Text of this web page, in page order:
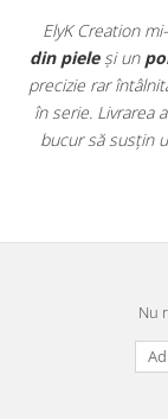
a stropilor
Cusături
tensiunile
în timp.
Flexibilitate
natural sub
structurală
pe hainele
ElyK Creation
din pieleși un
precizie rar
în serie. Livrarea
bucur să susțin
Nu